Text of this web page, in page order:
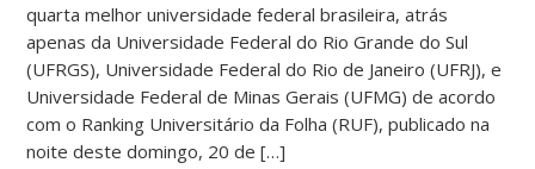
quarta melhor universidade federal brasileira, atrás
apenas da Universidade Federal do Rio Grande do Sul
(UFRGS), Universidade Federal do Rio de Janeiro (UFRJ), e
Universidade Federal de Minas Gerais (UFMG) de acordo
com o Ranking Universitário da Folha (RUF), publicado na
noite deste domingo, 20 de […]